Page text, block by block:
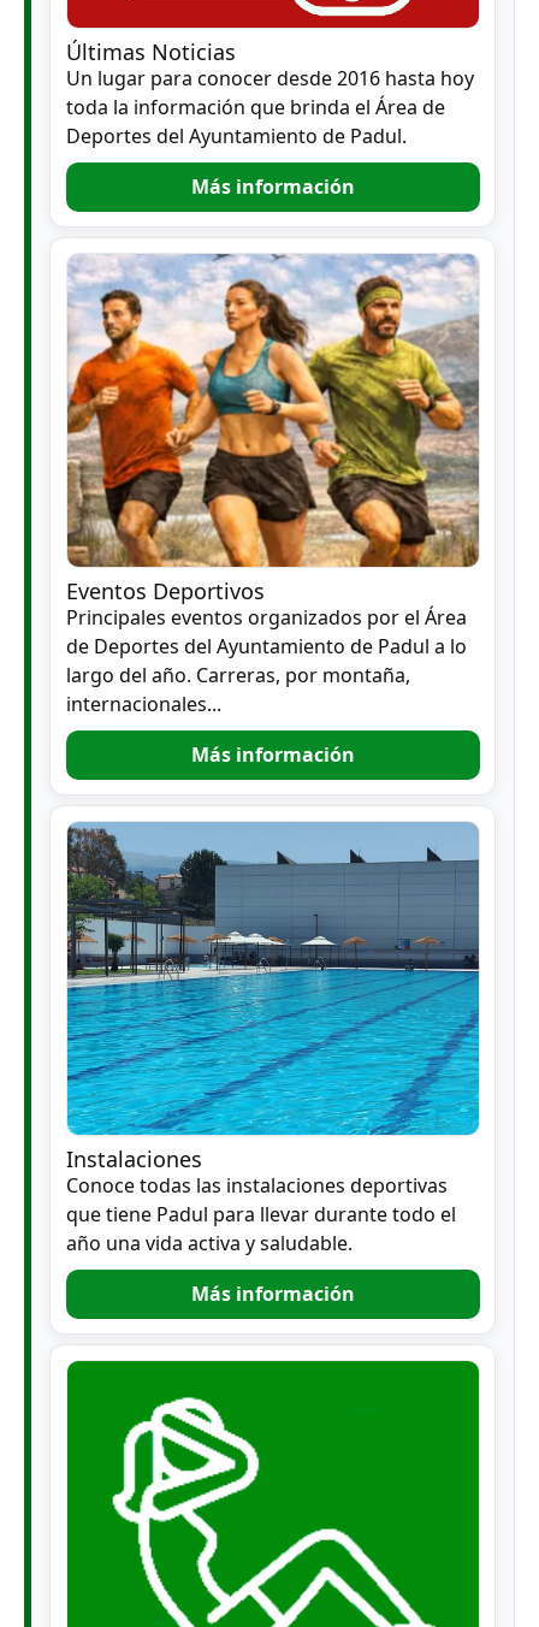
Últimas Noticias
Un lugar para conocer desde 2016 hasta hoy
toda la información que brinda el Área de
Deportes del Ayuntamiento de Padul.
Más información
Eventos Deportivos
Principales eventos organizados por el Área
de Deportes del Ayuntamiento de Padul a lo
largo del año. Carreras, por montaña,
internacionales...
Más información
Instalaciones
Conoce todas las instalaciones deportivas
que tiene Padul para llevar durante todo el
año una vida activa y saludable.
Más información